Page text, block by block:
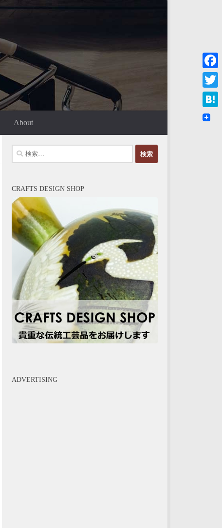
About
検
索:
CRAFTS DESIGN SHOP
ADVERTISING